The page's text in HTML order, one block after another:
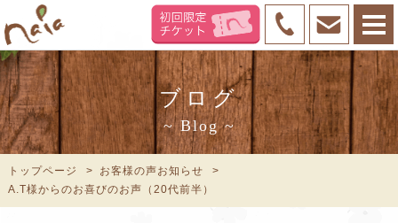
ブログ
~ Blog ~
トップページ
お客様の声お知らせ
A.T様からのお喜びのお声（20代前半）